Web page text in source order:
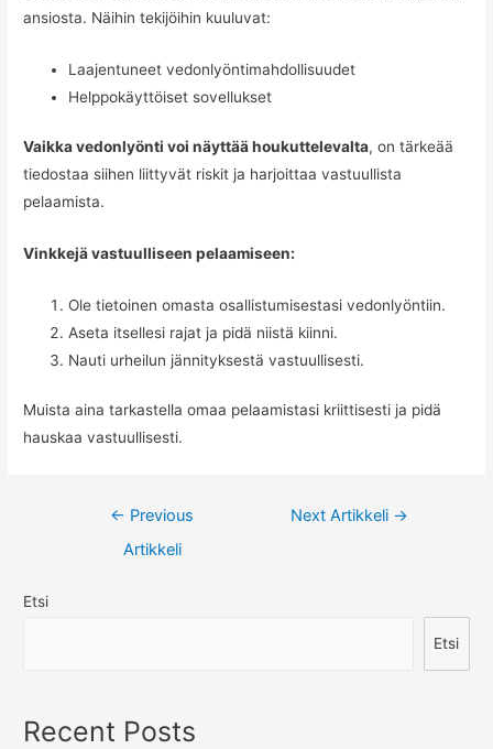
ansiosta. Näihin tekijöihin kuuluvat:
Laajentuneet vedonlyöntimahdollisuudet
Helppokäyttöiset sovellukset
Vaikka vedonlyönti voi näyttää houkuttelevalta, on tärkeää
tiedostaa siihen liittyvät riskit ja harjoittaa vastuullista
pelaamista.
Vinkkejä vastuulliseen pelaamiseen:
Ole tietoinen omasta osallistumisestasi vedonlyöntiin.
Aseta itsellesi rajat ja pidä niistä kiinni.
Nauti urheilun jännityksestä vastuullisesti.
Muista aina tarkastella omaa pelaamistasi kriittisesti ja pidä
hauskaa vastuullisesti.
Artikkelien
selaus
← Previous
Artikkeli
Next Artikkeli →
Etsi
Etsi
Recent Posts